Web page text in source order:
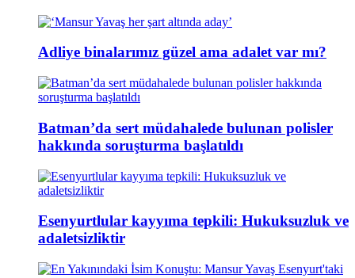
Adliye binalarımız güzel ama adalet var mı?
Batman’da sert müdahalede bulunan polisler
hakkında soruşturma başlatıldı
Esenyurtlular kayyıma tepkili: Hukuksuzluk ve
adaletsizliktir